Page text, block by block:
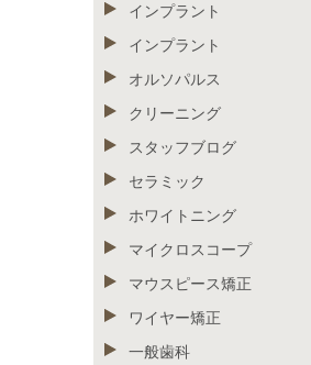
インプラント
インプラント
オルソパルス
クリーニング
スタッフブログ
セラミック
ホワイトニング
マイクロスコープ
マウスピース矯正
ワイヤー矯正
一般歯科